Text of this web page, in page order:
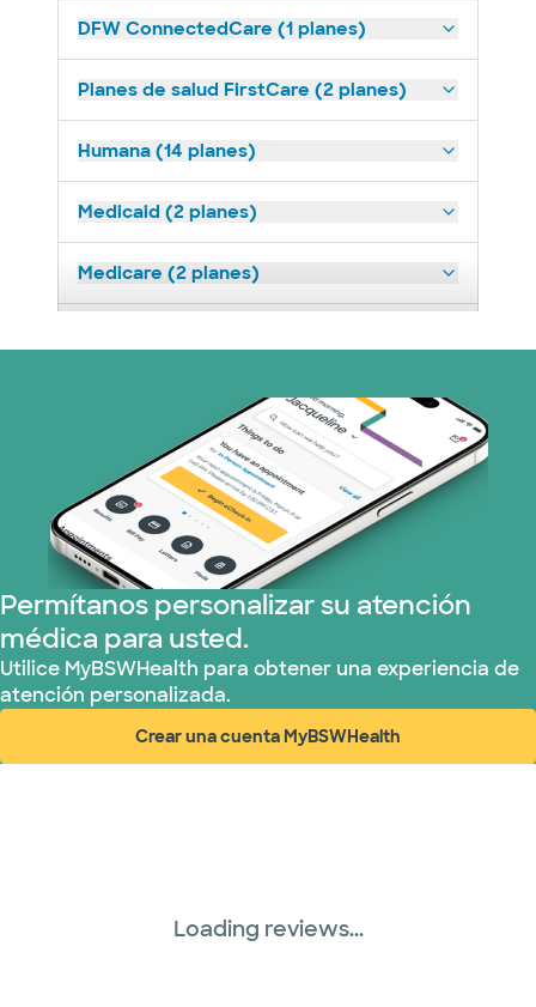
DFW ConnectedCare (1 planes)
Planes de salud FirstCare (2 planes)
Humana (14 planes)
Medicaid (2 planes)
Medicare (2 planes)
Prism Electric (1 planes)
Plan de Salud Superior (19 planes)
Tricare (3 planes)
TriWest HealthCare (2 planes)
United HealthCare (33 planes)
WellMed (15 planes)
Permítanos personalizar su atención
médica para usted.
Utilice MyBSWHealth para obtener una experiencia de
atención personalizada.
Crear una cuenta MyBSWHealth
(abre en ventana nueva)
Loading reviews...